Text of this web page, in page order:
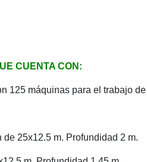
CUENTA CON:
125 máquinas para el trabajo
25x12.5 m. Profundidad 2 m.